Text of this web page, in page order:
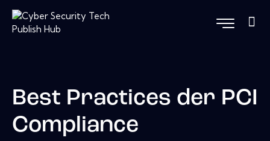
Best Practices der PCI
Compliance